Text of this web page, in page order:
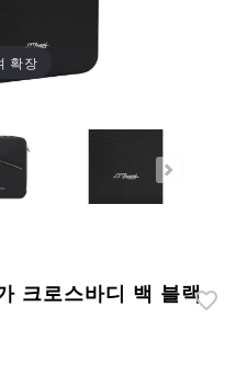
확장
크로스바디 백 블랙